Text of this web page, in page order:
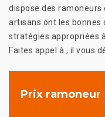
dispose des ramoneurs
artisans ont les bonnes
stratégies appropriées
Faites appel à , il vous
Prix ramoneur